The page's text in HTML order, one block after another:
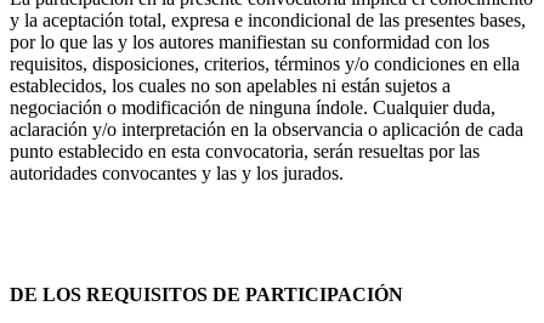
y la aceptación total, expresa e incondicional de las presentes bases,
por lo que las y los autores manifiestan su conformidad con los
requisitos, disposiciones, criterios, términos y/o condiciones en ella
establecidos, los cuales no son apelables ni están sujetos a
negociación o modificación de ninguna índole. Cualquier duda,
aclaración y/o interpretación en la observancia o aplicación de cada
punto establecido en esta convocatoria, serán resueltas por las
autoridades convocantes y las y los jurados.
DE LOS REQUISITOS DE PARTICIPACIÓN